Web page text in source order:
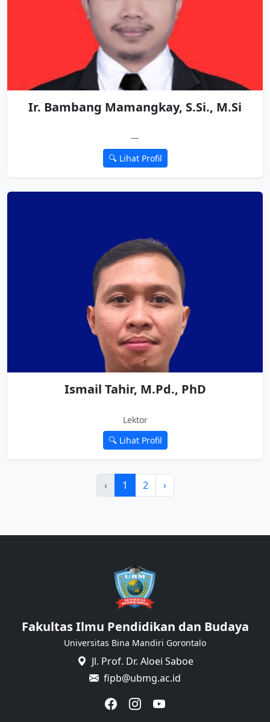
Ir. Bambang Mamangkay, S.Si., M.Si
—
🔍 Lihat Profil
Ismail Tahir, M.Pd., PhD
Lektor
🔍 Lihat Profil
‹ 1 2 ›
Fakultas Ilmu Pendidikan dan Budaya
Universitas Bina Mandiri Gorontalo
Jl. Prof. Dr. Aloei Saboe
fipb@ubmg.ac.id